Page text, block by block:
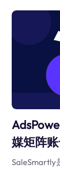
媒矩阵
SaleSmartly